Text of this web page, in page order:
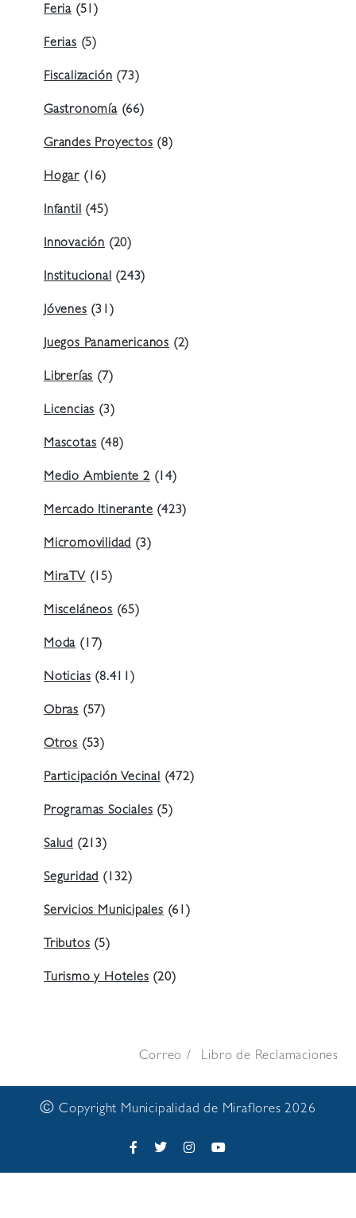
Feria (51)
Ferias (5)
Fiscalización (73)
Gastronomía(66)
Grandes Proyectos (8)
Hogar (16)
Infantil (45)
Innovación (20)
Institucional (243)
Jóvenes (31)
Juegos Panamericanos (2)
Librerías (7)
Licencias (3)
Mascotas (48)
Medio Ambiente 2(14)
Mercado Itinerante (423)
Micromovilidad (3)
MiraTV (15)
Misceláneos (65)
Moda (17)
Noticias (8.411)
Obras (57)
Otros (53)
Participación Vecinal (472)
Programas Sociales (5)
Salud (213)
Seguridad (132)
Servicios Municipales (61)
Tributos (5)
Turismo y Hoteles (20)
Correo Libro de Reclamaciones
© Copyright Municipalidad de Miraflores 2026